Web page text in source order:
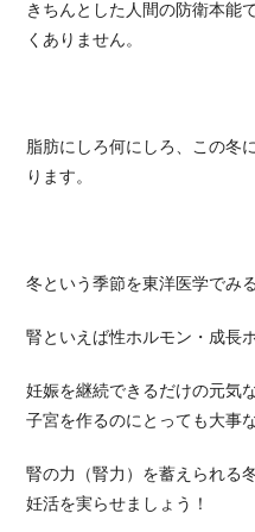
きちんとした人間の防衛本能
くありません。
脂肪にしろ何にしろ、この冬
ります。
冬という季節を東洋医学でみ
腎といえば性ホルモン・成長
妊娠を継続できるだけの元気
子宮を作るのにとっても大事
腎の力（腎力）を蓄えられる
妊活を実らせましょう！